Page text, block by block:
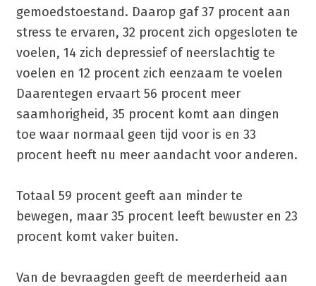
gemoedstoestand. Daarop gaf 37 procent aan
stress te ervaren, 32 procent zich opgesloten te
voelen, 14 zich depressief of neerslachtig te
voelen en 12 procent zich eenzaam te voelen
Daarentegen ervaart 56 procent meer
saamhorigheid, 35 procent komt aan dingen
toe waar normaal geen tijd voor is en 33
procent heeft nu meer aandacht voor anderen.
Totaal 59 procent geeft aan minder te
bewegen, maar 35 procent leeft bewuster en 23
procent komt vaker buiten.
Van de bevraagden geeft de meerderheid aan